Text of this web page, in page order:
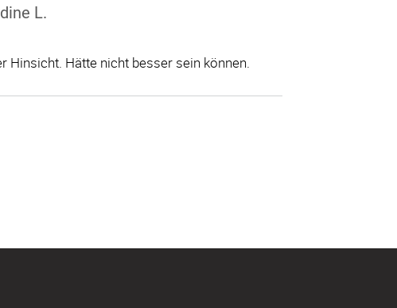
L.
Hinsicht. Hätte nicht besser sein können.